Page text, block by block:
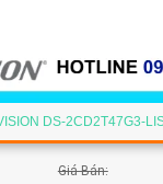
DS-2CD2T47G3-
Giá Bán: